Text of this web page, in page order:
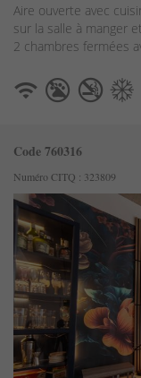
Aire ouverte avec
sur la salle à manger
2 chambres fermées
Code 760316
Numéro CITQ : 323809